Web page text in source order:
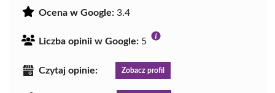
Ocena w Google: 3.4
Liczba opinii w Google: 5
Czytaj opinie: Zobacz profil